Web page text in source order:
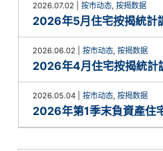
2026.07.02 |按市动态,按揭数据
2026年5月住宅按揭統計
2026.06.02 |按市动态,按揭数据
2026年4月住宅按揭統計
2026.05.04 |按市动态,按揭数据
2026年第1季末負資產住